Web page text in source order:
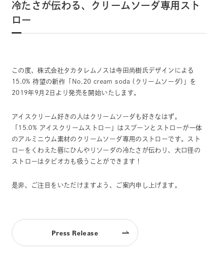
冷たさが伝わる、クリームソーダ専用スト
ロー
この度、株式会社タカタレムノスは寺田尚樹氏デザインによる
15.0% 待望の新作「No.20 cream soda (クリームソーダ)」を
2019年9月2日より発売を開始いたします。
アイスクリーム好きの人はクリームソーダも好きなはず。
「15.0% アイスクリームストロー」はスプーンとストローが一体
のアルミニウム素材のクリームソーダ専用のストローです。スト
ローをくわえた唇にひんやりソーダの冷たさが伝わり、大口径の
ストローはタピオカも吸うことができます！
是非、ご注目をいただけますよう、ご案内申し上げます。
Press Release